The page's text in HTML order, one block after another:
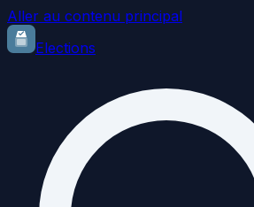
Aller au contenu principal
Elections